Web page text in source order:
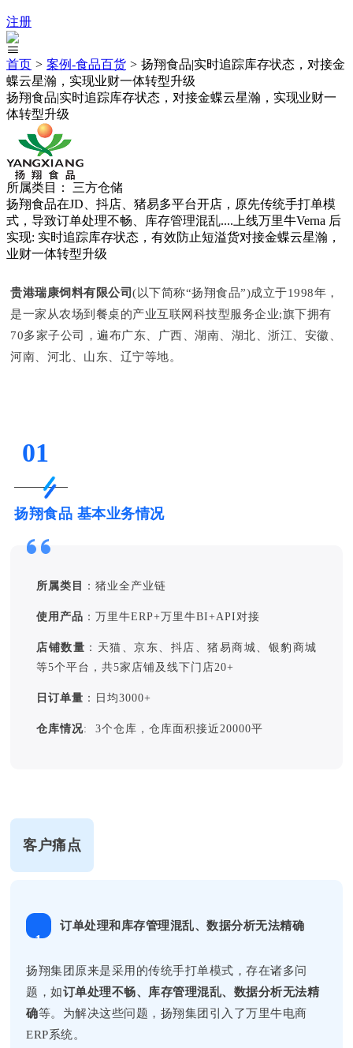
注册
首页 > 案例-食品百货 > 扬翔食品|实时追踪库存状态，对接金
蝶云星瀚，实现业财一体转型升级
扬翔食品|实时追踪库存状态，对接金蝶云星瀚，实现业财一
体转型升级
所属类目：
三方仓储
扬翔食品在JD、抖店、猪易多平台开店，原先传统手打单模
式，导致订单处理不畅、库存管理混乱....上线万里牛Verna 后
实现: 实时追踪库存状态，有效防止短溢货对接金蝶云星瀚，
业财一体转型升级
贵港瑞康饲料有限公司 (以下简称“扬翔食品”)成立于1998年，
是一家从农场到餐桌的产业互联网科技型服务企业;旗下拥有
70多家子公司，遍布广东、广西、湖南、湖北、浙江、安徽、
河南、河北、山东、辽宁等地。
01
扬翔食品 基本业务情况
所属类目 ：猪业全产业链
使用产品 ：万里牛ERP+万里牛BI+API对接
店铺数量 ： 天猫、京东、抖店、猪易商城、银豹商城
等5个平台，共5家店铺及线下门店20+
日订单量 ：日均3000+
仓库情况: 3个仓库，仓库面积接近20000平
客户痛点
1
订单处理和库存管理混乱、数据分析无法精确
扬翔集团原来是采用的传统手打单模式，存在诸多问
题，如订单处理不畅、库存管理混乱、数据分析无法精
确等。为解决这些问题，扬翔集团引入了万里牛电商
ERP系统。